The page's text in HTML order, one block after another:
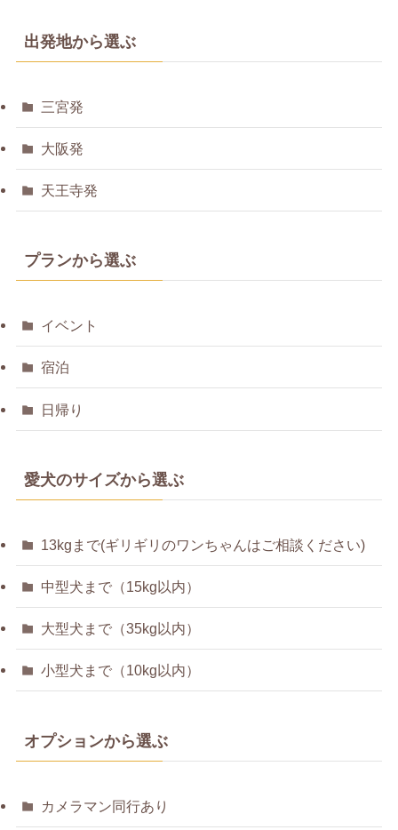
出発地から選ぶ
三宮発
大阪発
天王寺発
プランから選ぶ
イベント
宿泊
日帰り
愛犬のサイズから選ぶ
13kgまで(ギリギリのワンちゃんはご相談ください)
中型犬まで（15kg以内）
大型犬まで（35kg以内）
小型犬まで（10kg以内）
オプションから選ぶ
カメラマン同行あり